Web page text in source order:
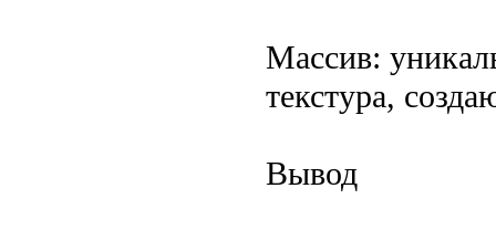
Массив:
текстура,
Вывод